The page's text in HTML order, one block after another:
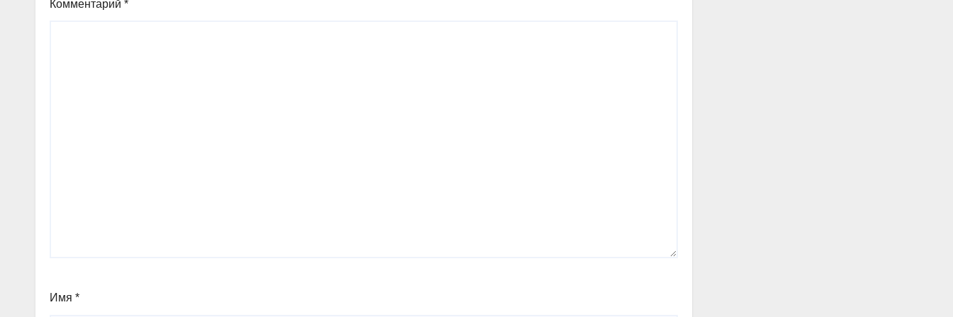
Комментарий *
Имя *